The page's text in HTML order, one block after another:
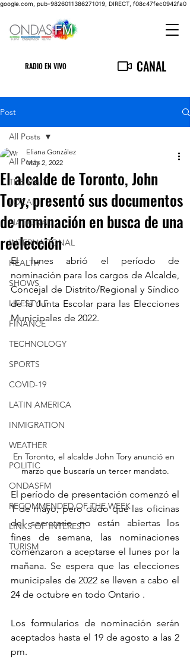
google.com, pub-9826011386271019, DIRECT, f08c47fec0942fa0
RADIO EN VIVO CANAL
Post
All Posts
THE MAIN
LOCAL
NATIONAL
INTERNATIONAL
HEALTH
SHOWS
LIFESTYLE
FINANCE
TECHNOLOGY
SPORTS
COVID-19
LATIN AMERICA
INMIGRATION
WEATHER
POLITIC
ONDASFM
RECOMMENDED OF THE WEEK
LINKS OF INTEREST
TURISM
All Posts
El alcalde de Toronto, John
Tory, presentó sus documentos
de nominación en busca de una
reelección
Eliana González
May 2, 2022
El lunes abrió el período de
nominación para los cargos de Alcalde,
Concejal de Distrito/Regional y Síndico
de la Junta Escolar para las Elecciones
Municipales de 2022.
En Toronto, el alcalde John Tory anunció en
marzo que buscaría un tercer mandato.
El período de presentación comenzó el
1 de mayo; pero dado que las oficinas
del secretario no están abiertas los
fines de semana, las nominaciones
comenzaron a aceptarse el lunes por la
mañana. Se espera que las elecciones
municipales de 2022 se lleven a cabo el
24 de octubre en todo Ontario .
Los formularios de nominación serán
aceptados hasta el 19 de agosto a las 2
pm.